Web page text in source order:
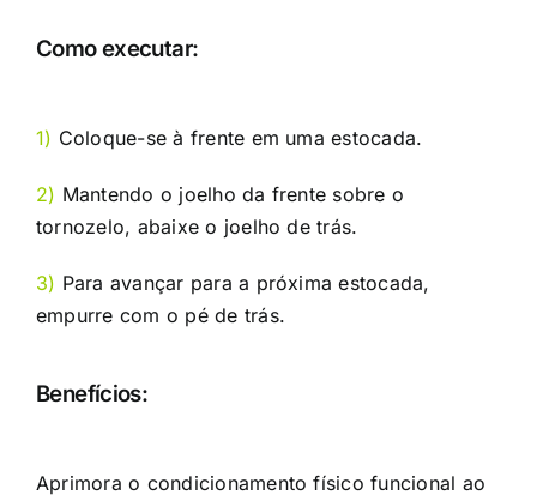
Como executar:
1) Coloque-se à frente em uma estocada.
2) Mantendo o joelho da frente sobre o
tornozelo, abaixe o joelho de trás.
3) Para avançar para a próxima estocada,
empurre com o pé de trás.
Benefícios:
Aprimora o condicionamento físico funcional ao